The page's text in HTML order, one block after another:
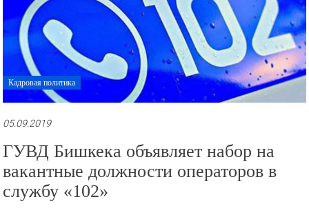
Кадровая политика
05.09.2019
ГУВД Бишкека объявляет набор на
вакантные должности операторов в
службу «102»